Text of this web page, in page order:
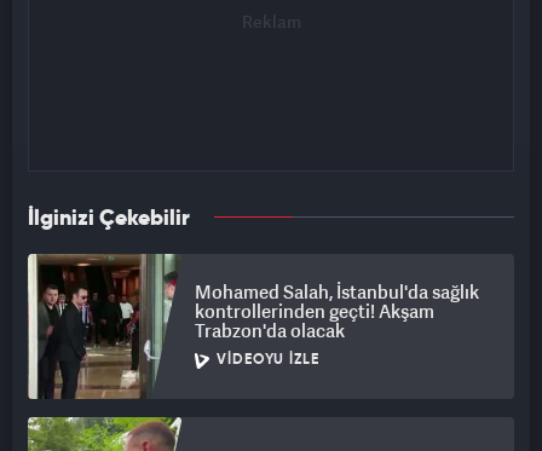
İlginizi Çekebilir
Mohamed Salah, İstanbul'da sağlık
kontrollerinden geçti! Akşam
Trabzon'da olacak
VIDEOYU İZLE